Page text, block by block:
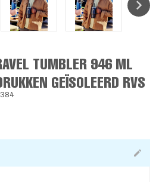
TUMBLER 946 ML
GEÏSOLEERD RVS